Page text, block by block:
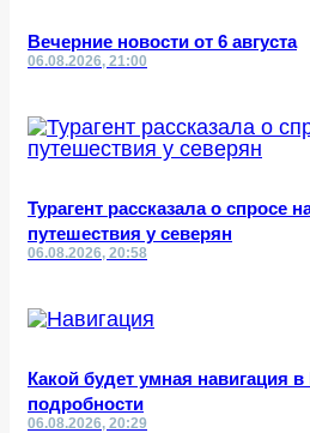
Вечерние новости от 6 августа
06.08.2026, 21:00
Турагент рассказала о спросе
путешествия у северян
06.08.2026, 20:58
Какой будет умная навигация
подробности
06.08.2026, 20:29